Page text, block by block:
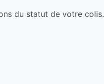
du statut de votre colis.